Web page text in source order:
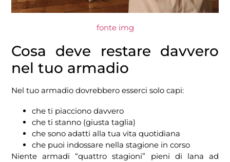
fonte img
Cosa deve restare davvero
nel tuo armadio
Nel tuo armadio dovrebbero esserci solo capi:
che ti piacciono davvero
che ti stanno (giusta taglia)
che sono adatti alla tua vita quotidiana
che puoi indossare nella stagione in corso
Niente armadi “quattro stagioni” pieni di lana ad